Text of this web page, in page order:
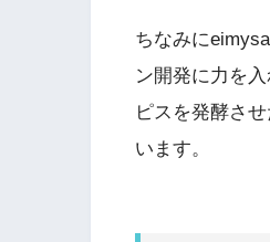
ちなみに
ン開発に力を
ピスを発酵さ
います。